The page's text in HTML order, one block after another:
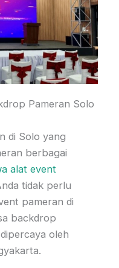
Pameran Solo
di Solo yang
berbagai
alat event
tidak perlu
pameran di
backdrop
oleh